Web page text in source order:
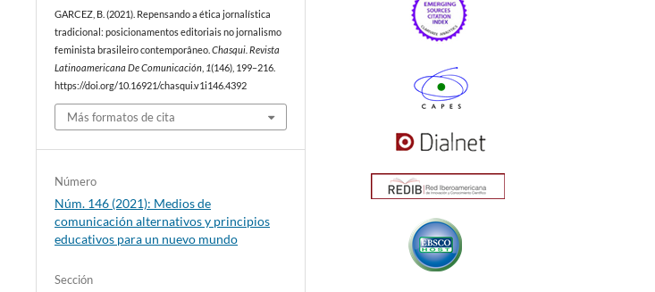
GARCEZ, B. (2021). Repensando a ética jornalística
tradicional: posicionamentos editoriais no jornalismo
feminista brasileiro contemporâneo.Chasqui. Revista
Latinoamericana De Comunicación 1(146), 199–216.
https://doi.org/10.16921/chasqui.v1i146.4392
Más formatos de cita
Número
Núm. 146 (2021): Medios de
comunicación alternativos y principios
educativos para un nuevo mundo
Sección